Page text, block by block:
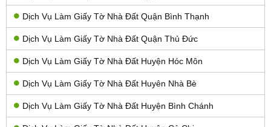
Dịch Vụ Làm Giấy Tờ Nhà Đất Quận Bình Thạnh
Dịch Vụ Làm Giấy Tờ Nhà Đất Quận Thủ Đức
Dịch Vụ Làm Giấy Tờ Nhà Đất Huyện Hóc Môn
Dịch Vụ Làm Giấy Tờ Nhà Đất Huyên Nhà Bè
Dịch Vụ Làm Giấy Tờ Nhà Đất Huyện Bình Chánh